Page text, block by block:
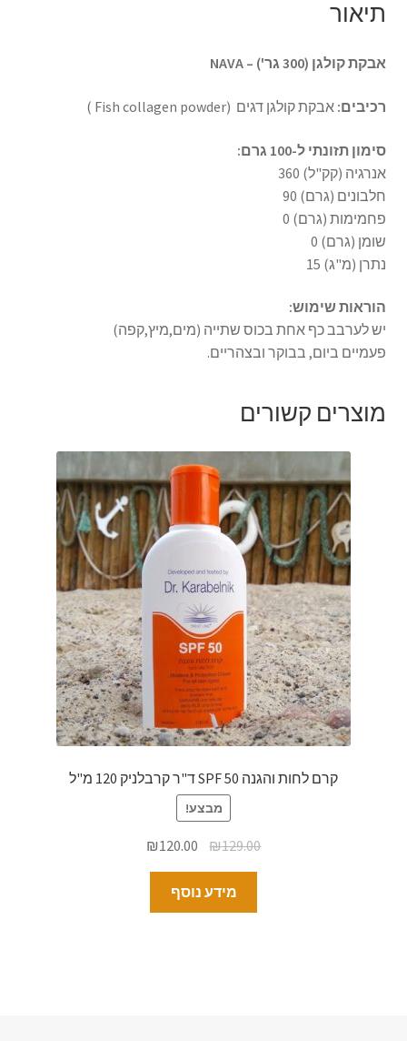
תיאור
אבקת קולגן (300 גר') – NAVA
רכיבים: אבקת קולגן דגים (Fish collagen powder )
סימון תזונתי ל-100 גרם:
אנרגיה (קק"ל) 360
חלבונים (גרם) 90
פחמימות (גרם) 0
שומן (גרם) 0
נתרן (מ"ג) 15
הוראות שימוש:
יש לערבב כף אחת בכוס שתייה (מים,מיץ,קפה)
פעמיים ביום, בבוקר ובצהריים.
מוצרים קשורים
קרם לחות והגנה 50 SPF ד"ר קרבלניק 120 מ"ל
מבצע!
₪129.00
₪120.00
מידע נוסף